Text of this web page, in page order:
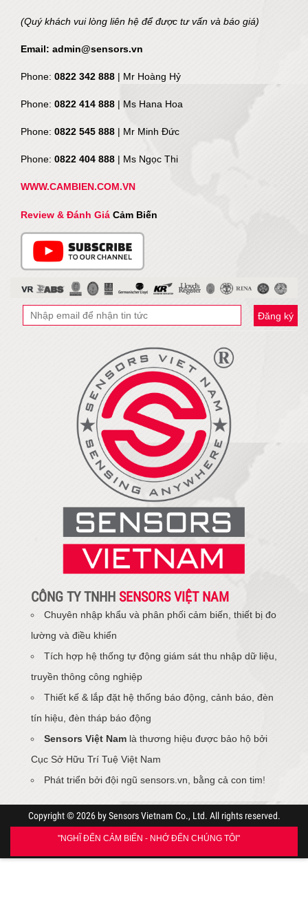
(Quý khách vui lòng liên hệ để được tư vấn và báo giá)
Email: admin@sensors.vn
Phone: 0822 342 888 | Mr Hoàng Hỷ
Phone: 0822 414 888 | Ms Hana Hoa
Phone: 0822 545 888 | Mr Minh Đức
Phone: 0822 404 888 | Ms Ngọc Thi
WWW.CAMBIEN.COM.VN
Review & Đánh Giá Cảm Biến
Đăng ký
CÔNG TY TNHH SENSORS VIỆT NAM
Chuyên nhập khẩu và phân phối cảm biến, thiết bị đo
lường và điều khiển
Tích hợp hệ thống tự động giám sát thu nhập dữ liệu,
truyền thông công nghiệp
Thiết kế & lắp đặt hệ thống báo động, cảnh báo, đèn
tín hiệu, đèn tháp báo động
Sensors Việt Nam là thương hiệu được bảo hộ bởi
Cục Sở Hữu Trí Tuệ Việt Nam
Phát triển bởi đội ngũ sensors.vn, bằng cả con tim!
Copyright © 2026 by Sensors Vietnam Co., Ltd. All rights reserved.
"NGHĨ ĐẾN CẢM BIẾN - NHỚ ĐẾN CHÚNG TÔI"